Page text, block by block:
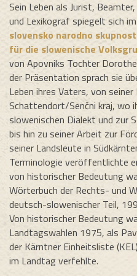
Sein Leben als Jurist,
und Lexikograf spiegelt sich
slovensko narodno
für die slowenische
von Apovniks Tochter
der Präsentation sprach sie
Leben ihres Vaters, von
Schattendort/Senčni kraj, wo
slowenischen Dialekt und zur
bis hin zu seiner Arbeit zur
seiner Landsleute in
Terminologie veröffentlichte
von historischer Bedeutung
Wörterbuch der Rechts- und
deutsch-slowenischer Teil,
Von historischer Bedeutung
Landtagswahlen 1975, als
der Kärntner Einheitsliste
im Landtag verfehlte.